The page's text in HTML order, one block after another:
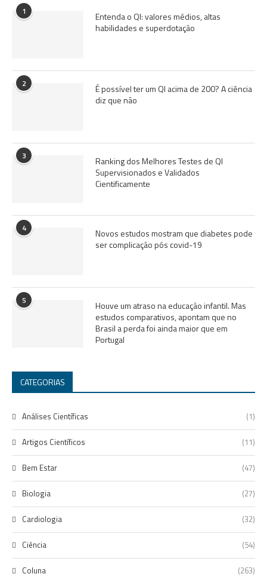
1
Entenda o QI: valores médios, altas
habilidades e superdotação
2
É possível ter um QI acima de 200? A ciência
diz que não
3
Ranking dos Melhores Testes de QI
Supervisionados e Validados
Cientificamente
4
Novos estudos mostram que diabetes pode
ser complicação pós covid-19
5
Houve um atraso na educação infantil. Mas
estudos comparativos, apontam que no
Brasil a perda foi ainda maior que em
Portugal
CATEGORIAS
Análises Científicas (1)
Artigos Científicos (11)
Bem Estar (47)
Biologia (27)
Cardiologia (32)
Ciência (54)
Coluna (263)